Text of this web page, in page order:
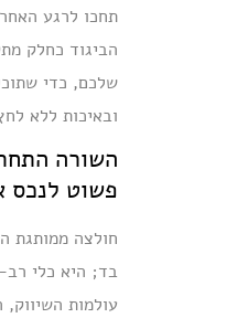
תחכו לרגע
הביגוד כחלק
שלכם, כדי
ובאיכות ללא
השורה
פשוט לנכס
חולצה ממותגת
בד; היא כלי
עולמות השיווק,